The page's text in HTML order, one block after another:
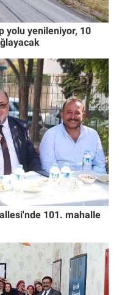
yolu yenileniyor, 10
101. mahalle